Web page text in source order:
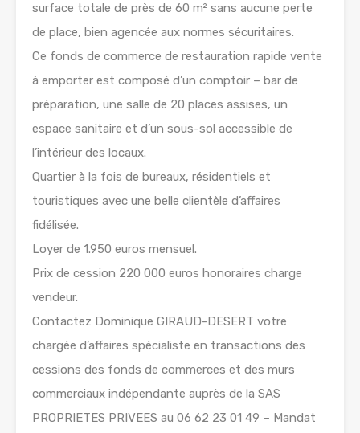
surface totale de près de 60 m² sans aucune perte
de place, bien agencée aux normes sécuritaires.
Ce fonds de commerce de restauration rapide vente
à emporter est composé d’un comptoir – bar de
préparation, une salle de 20 places assises, un
espace sanitaire et d’un sous-sol accessible de
l’intérieur des locaux.
Quartier à la fois de bureaux, résidentiels et
touristiques avec une belle clientèle d’affaires
fidélisée.
Loyer de 1.950 euros mensuel.
Prix de cession 220 000 euros honoraires charge
vendeur.
Contactez Dominique GIRAUD-DESERT votre
chargée d’affaires spécialiste en transactions des
cessions des fonds de commerces et des murs
commerciaux indépendante auprès de la SAS
PROPRIETES PRIVEES au 06 62 23 01 49 – Mandat